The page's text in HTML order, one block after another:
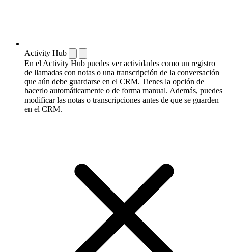
Activity Hub
En el Activity Hub puedes ver actividades como un registro
de llamadas con notas o una transcripción de la conversación
que aún debe guardarse en el CRM. Tienes la opción de
hacerlo automáticamente o de forma manual. Además, puedes
modificar las notas o transcripciones antes de que se guarden
en el CRM.